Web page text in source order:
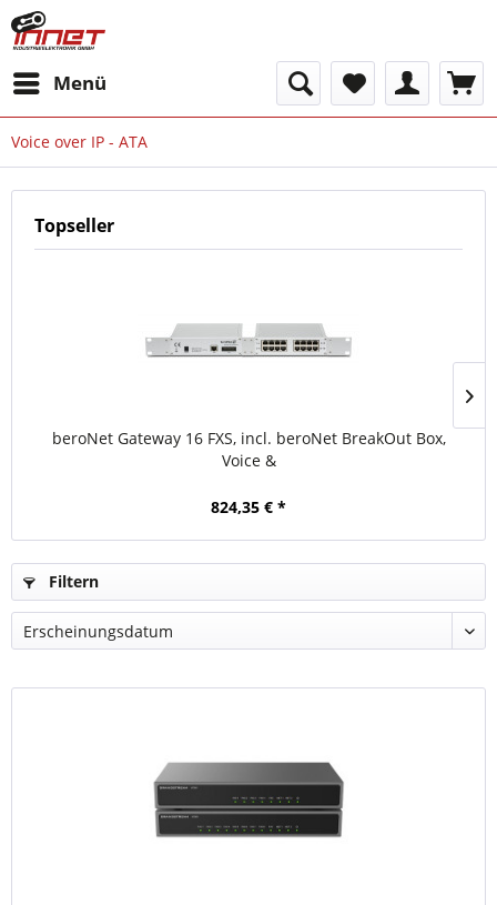
Menü
Voice over IP - ATA
Topseller
beroNet Gateway 16 FXS, incl. beroNet BreakOut Box,
Voice &
824,35 € *
Filtern